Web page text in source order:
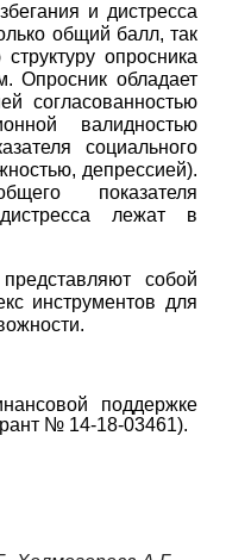
и дистресса
общий балл, так
опросника
Опросник обладает
согласованностью
валидностью
социального
депрессией).
показателя
лежат в
представляют собой
инструментов для
поддержке
№ 14-18-03461).